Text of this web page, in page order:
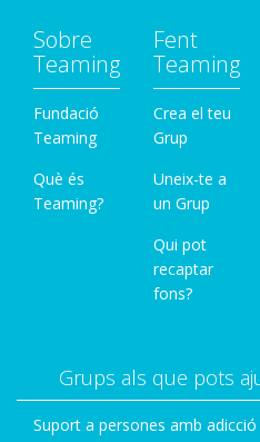
Sobre
Teaming
Fundació
Teaming
Què és
Teaming?
Fent
Teaming
Crea el teu
Grup
Uneix-te a
un Grup
Qui pot
recaptar
fons?
Grups als que pots
Suport a persones amb adicció